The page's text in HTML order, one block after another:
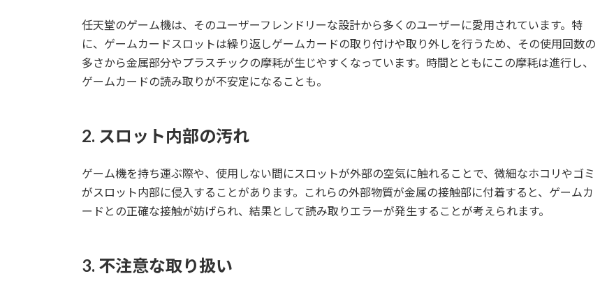
任天堂のゲーム機は、そのユーザーフレンドリーな設計から多くのユーザーに愛用されています。特
に、ゲームカードスロットは繰り返しゲームカードの取り付けや取り外しを行うため、その使用回数の
多さから金属部分やプラスチックの摩耗が生じやすくなっています。時間とともにこの摩耗は進行し、
ゲームカードの読み取りが不安定になることも。
2. スロット内部の汚れ
ゲーム機を持ち運ぶ際や、使用しない間にスロットが外部の空気に触れることで、微細なホコリやゴミ
がスロット内部に侵入することがあります。これらの外部物質が金属の接触部に付着すると、ゲームカ
ードとの正確な接触が妨げられ、結果として読み取りエラーが発生することが考えられます。
3. 不注意な取り扱い